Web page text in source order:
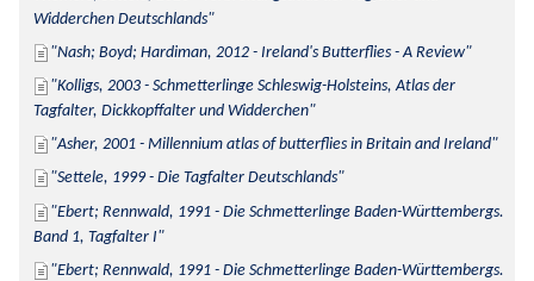
Widderchen Deutschlands
Nash; Boyd; Hardiman, 2012 - Ireland's Butterflies - A Review
Kolligs, 2003 - Schmetterlinge Schleswig-Holsteins, Atlas der
Tagfalter, Dickkopffalter und Widderchen
Asher, 2001 - Millennium atlas of butterflies in Britain and Ireland
Settele, 1999 - Die Tagfalter Deutschlands
Ebert; Rennwald, 1991 - Die Schmetterlinge Baden-Württembergs.
Band 1, Tagfalter I
Ebert; Rennwald, 1991 - Die Schmetterlinge Baden-Württembergs.